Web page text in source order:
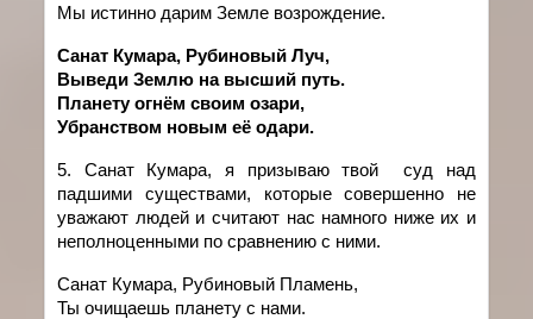
Мы истинно дарим Земле возрождение.
Санат Кумара, Рубиновый Луч,
Выведи Землю на высший путь.
Планету огнём своим озари,
Убранством новым её одари.
5. Санат Кумара, я призываю твой
суд над
падшими существами, которыесовершенно не
уважают людей и считают нас намного ниже их и
неполноценными по сравнению с ними.
Санат Кумара, Рубиновый Пламень,
Ты очищаешь планету с нами.